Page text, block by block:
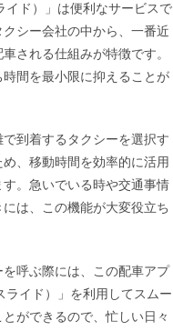
イド）」は便利なサービスで
シー会社の中から、一番近
される仕組みが特徴です。
時間を最小限に抑えることが
で到着するタクシーを選択す
、移動時間を効率的に活用
。急いでいる時や交通事情
は、この機能が大変役立ち
呼ぶ際には、この配車アプ
ライド）」を利用してスムー
ができるので、忙しい日々